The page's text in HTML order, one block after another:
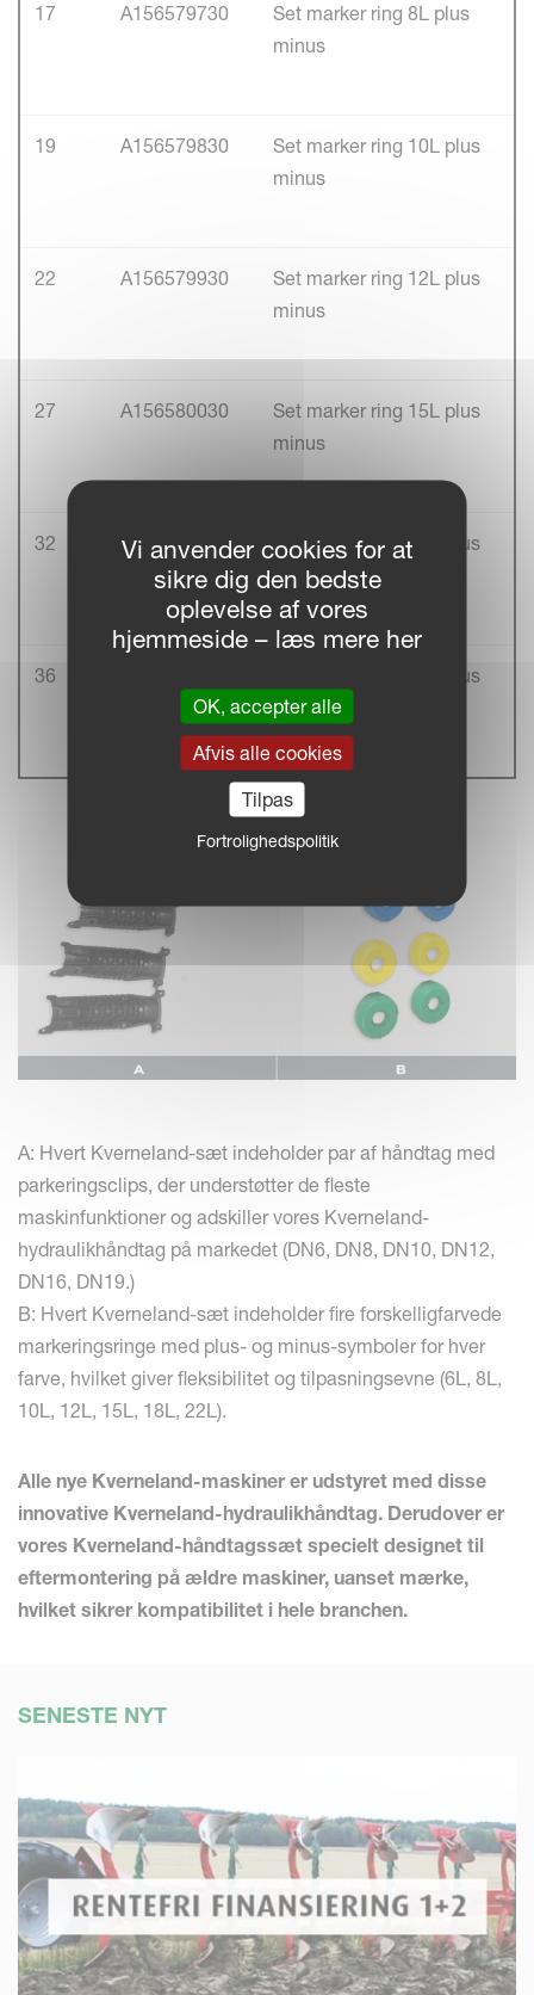
17 A156579730
Set marker ring 8L plus
minus
19 A156579830
Set marker ring 10L plus
minus
22 A156579930
Set marker ring 12L plus
minus
27 A156580030
Set marker ring 15L plus
minus
32 A156594130
Set marker ring 18L plus
minus
36
Set marker ring 22L plus
minus
A: Hvert Kverneland-sæt indeholder par af håndtag med
parkeringsclips, der understøtter de fleste
maskinfunktioner og adskiller vores Kverneland-
hydraulikhåndtag på markedet (DN6, DN8, DN10, DN12,
DN16, DN19.)
B: Hvert Kverneland-sæt indeholder fire forskelligfarvede
markeringsringe med plus- og minus-symboler for hver
farve, hvilket giver fleksibilitet og tilpasningsevne (6L, 8L,
10L, 12L, 15L, 18L, 22L).
Alle nye Kverneland-maskiner er udstyret med disse
innovative Kverneland-hydraulikhåndtag. Derudover er
vores Kverneland-håndtagssæt specielt designet til
eftermontering på ældre maskiner, uanset mærke,
hvilket sikrer kompatibilitet i hele branchen.
SENESTE NYT
Vi anvender cookies for at
sikre dig den bedste
oplevelse af vores
hjemmeside – læs mere her
OK, accepter alle
Afvis alle cookies
Tilpas
Fortrolighedspolitik